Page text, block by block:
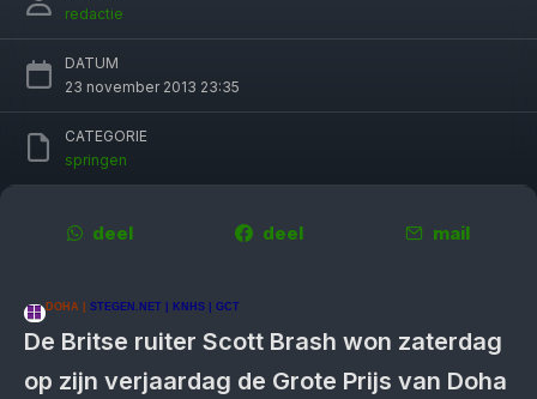
redactie
DATUM
23 november 2013 23:35
CATEGORIE
springen
deel deel mail
DOHA | STEGEN.NET | KNHS | GCT
De Britse ruiter Scott Brash won zaterdag
op zijn verjaardag de Grote Prijs van Doha